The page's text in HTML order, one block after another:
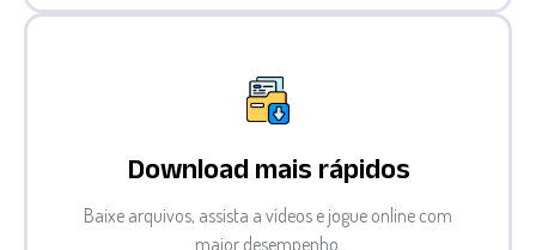
Download mais rápidos
Baixe arquivos, assista a vídeos e jogue online com
maior desempenho.